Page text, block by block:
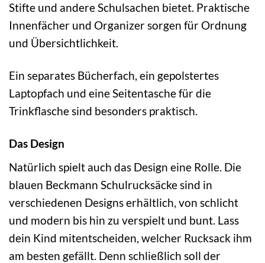
Stifte und andere Schulsachen bietet. Praktische
Innenfächer und Organizer sorgen für Ordnung
und Übersichtlichkeit.
Ein separates Bücherfach, ein gepolstertes
Laptopfach und eine Seitentasche für die
Trinkflasche sind besonders praktisch.
Das Design
Natürlich spielt auch das Design eine Rolle. Die
blauen Beckmann Schulrucksäcke sind in
verschiedenen Designs erhältlich, von schlicht
und modern bis hin zu verspielt und bunt. Lass
dein Kind mitentscheiden, welcher Rucksack ihm
am besten gefällt. Denn schließlich soll der